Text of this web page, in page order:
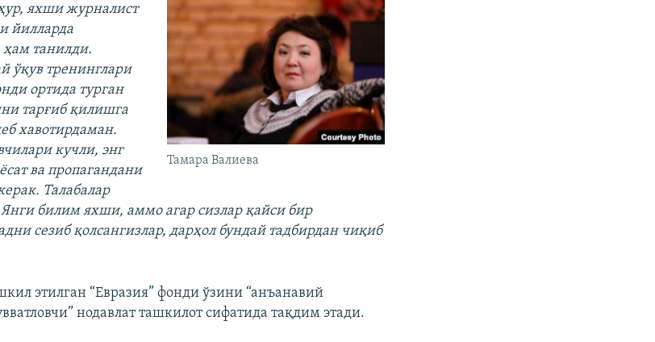
Тамара Валиева
яхши журналист
йилларда
ҳам танилди.
ўқув тренинглари
ортида турган
тарғиб қилишга
хавотирдаман.
кучли, энг
ва пропагандани
Талабалар
Янги билим яхши, аммо агар сизлар қайси бир
сезиб қолсангизлар, дарҳол бундай тадбирдан чиқиб
этилган “Евразия” фонди ўзини “анъанавий
нодавлат ташкилот сифатида тақдим этади.